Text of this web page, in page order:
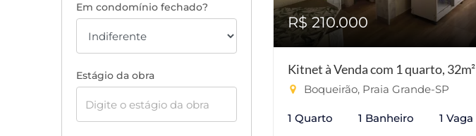
Em condomínio fechado?
Estágio da obra
R$ 210.000
Kitnet à Venda com 1 quarto, 32m²
Boqueirão, Praia Grande-SP
1 Quarto 1 Banheiro 1 Vaga